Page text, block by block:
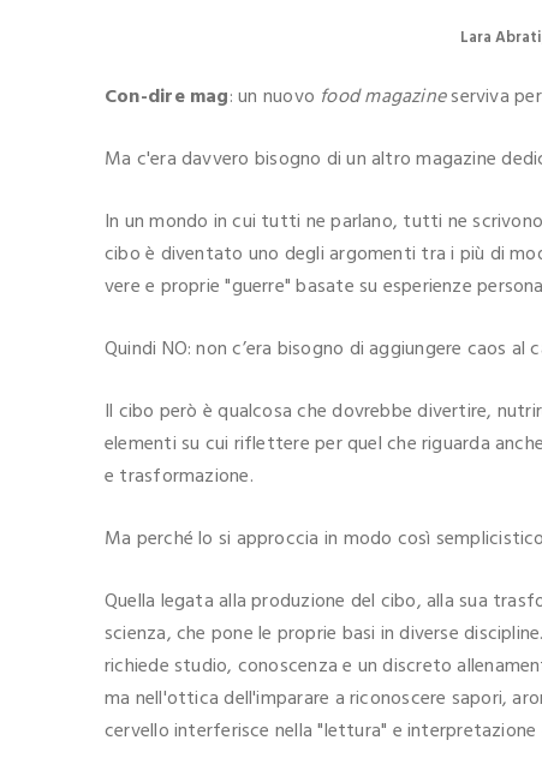
Lara Abrati
Con-dire mag: un nuovo food magazineserviva
Ma c'era davvero bisogno di un altro magazine
In un mondo in cui tutti ne parlano, tutti ne
cibo è diventato uno degli argomenti tra i più di
vere e proprie "guerre" basate su esperienze
Quindi NO: non c’era bisogno di aggiungere caos al
Il cibo però è qualcosa che dovrebbe divertire,
elementi su cui riflettere per quel che riguarda
e trasformazione.
Ma perché lo si approccia in modo così
Quella legata alla produzione del cibo, alla sua
scienza, che pone le proprie basi in diverse
richiede studio, conoscenza e un discreto
ma nell'ottica dell'imparare a riconoscere sapori,
cervello interferisce nella "lettura" e